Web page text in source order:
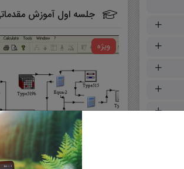
سخت افزار
نرم افزار
جلسه اول آموزش
ویژه